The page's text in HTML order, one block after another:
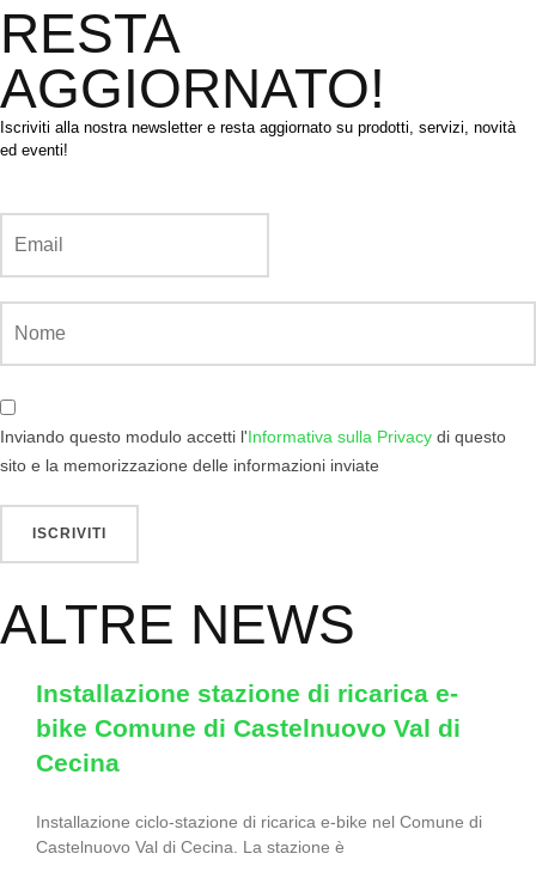
RESTA
AGGIORNATO!
Iscriviti alla nostra newsletter e resta aggiornato su prodotti, servizi, novità
ed eventi!
Inviando questo modulo accetti l' Informativa sulla Privacy di questo
sito e la memorizzazione delle informazioni inviate
ALTRE NEWS
Installazione stazione di ricarica e-
bike Comune di Castelnuovo Val di
Cecina
Installazione ciclo-stazione di ricarica e-bike nel Comune di
Castelnuovo Val di Cecina. La stazione è